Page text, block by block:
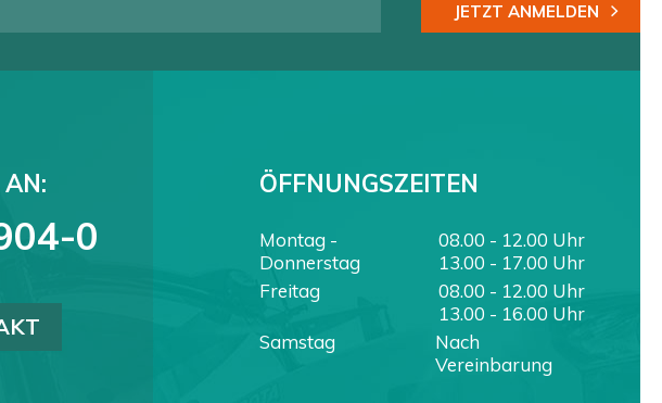
JETZT ANMELDEN
AN:
0
ÖFFNUNGSZEITEN
Montag -
Donnerstag
08.00 - 12.00 Uhr
13.00 - 17.00 Uhr
Freitag
08.00 - 12.00 Uhr
13.00 - 16.00 Uhr
Samstag
Nach
Vereinbarung